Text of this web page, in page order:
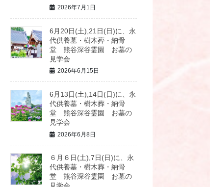
2026年7月1日
6月20日(土),21日(日)に、永
代供養墓・樹木葬・納骨
堂 熊谷深谷霊園 お墓の
見学会
2026年6月15日
6月13日(土),14日(日)に、永
代供養墓・樹木葬・納骨
堂 熊谷深谷霊園 お墓の
見学会
2026年6月8日
６月６日(土),7日(日)に、永
代供養墓・樹木葬・納骨
堂 熊谷深谷霊園 お墓の